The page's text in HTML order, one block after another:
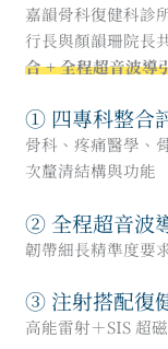
嘉韻骨科復健科診
行長與顏韻珊院長
合 + 全程超音波導
① 四專科整合
骨科、疼痛醫學、
次釐清結構與功能
② 全程超音波
韌帶細長精準度要
③ 注射搭配復
高能雷射＋SIS 超